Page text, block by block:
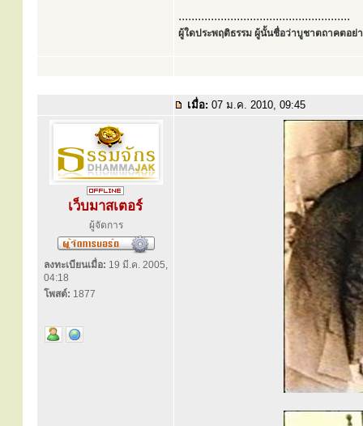
.....................................................
ผู้ใดประพฤติธรรม ผู้นั้นชื่อว่าบูชาตถาคตอย่า
เมื่อ: 07 ม.ค. 2010, 09:45
เว็บมาสเตอร์
ผู้จัดการ
ลงทะเบียนเมื่อ: 19 มี.ค. 2005,
04:18
โพสต์: 1877